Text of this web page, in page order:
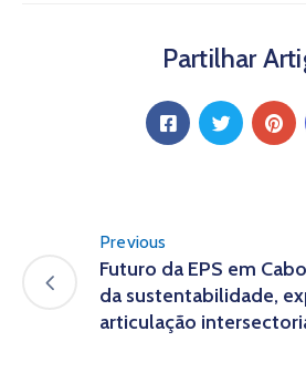
Partilhar
Previous
Futuro da EPS em
da sustentabilidade,
articulação